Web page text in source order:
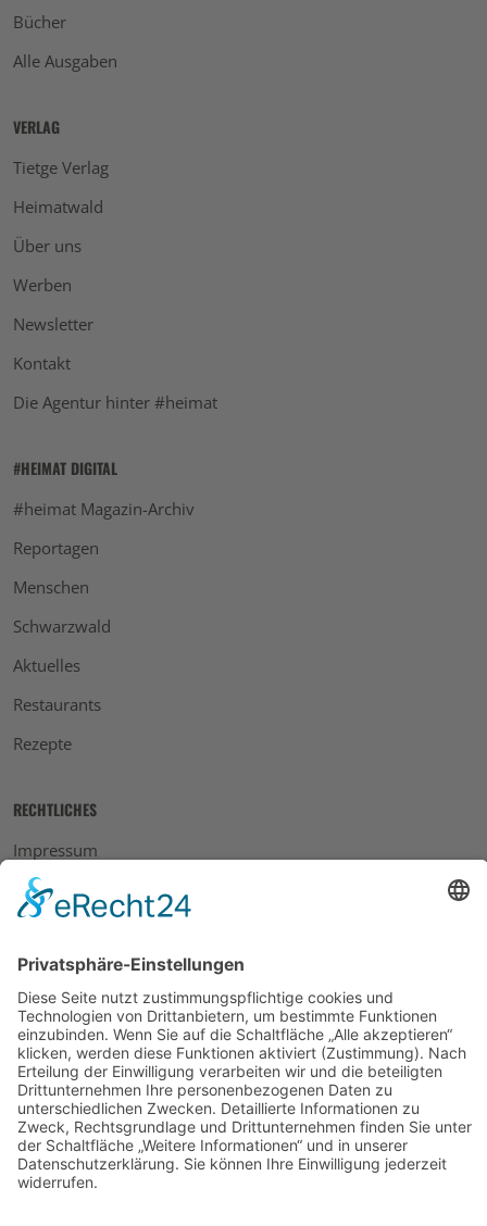
Bücher
Alle Ausgaben
VERLAG
Tietge Verlag
Heimatwald
Über uns
Werben
Newsletter
Kontakt
Die Agentur hinter #heimat
#HEIMAT DIGITAL
#heimat Magazin-Archiv
Reportagen
Menschen
Schwarzwald
Aktuelles
Restaurants
Rezepte
RECHTLICHES
Impressum
Datenschutz
Widerrufsbelehrung
Bankdaten